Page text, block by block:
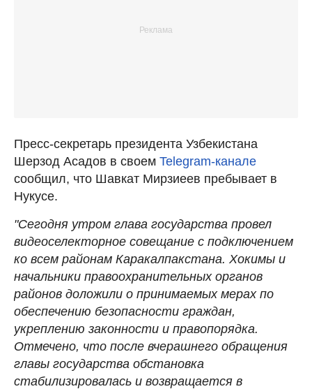
Пресс-секретарь президента Узбекистана
Шерзод Асадов в своем Telegram-канале
сообщил, что Шавкат Мирзиеев пребывает в
Нукусе.
"Сегодня утром глава государства провел
видеоселекторное совещание с подключением
ко всем районам Каракалпакстана. Хокимы и
начальники правоохранительных органов
районов доложили о принимаемых мерах по
обеспечению безопасности граждан,
укреплению законности и правопорядка.
Отмечено, что после вчерашнего обращения
главы государства обстановка
стабилизировалась и возвращается в